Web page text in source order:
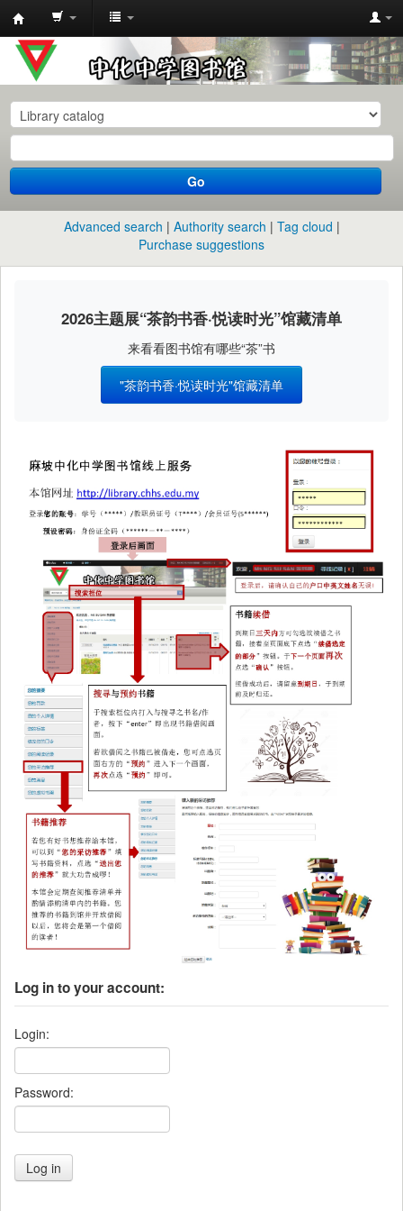
中
化
中
学
图
书
馆
目
Go
Advanced search Authority search
Tag cloud
Purchase suggestions
2026主题展“茶韵书香·悦读时光”馆藏清单
来看看图书馆有哪些“茶”书
"茶韵书香·悦读时光"馆藏清单
Log in to your account:
Login:
Password: